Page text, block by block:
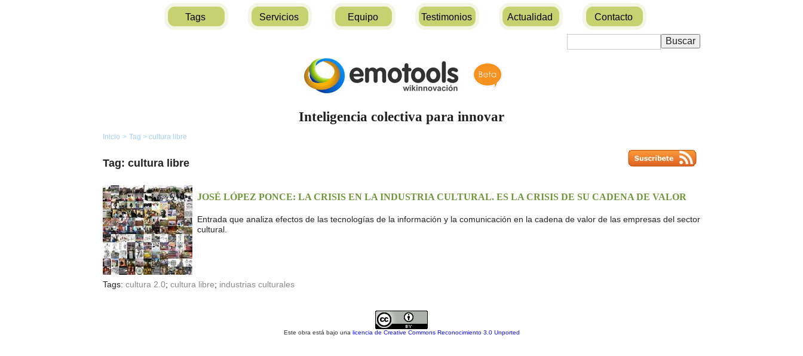
Tags Servicios Equipo Testimonios Actualidad Contacto
Inteligencia colectiva para innovar
Inicio > Tag > cultura libre
Tag: cultura libre
JOSÉ LÓPEZ PONCE: LA CRISIS EN LA INDUSTRIA CULTURAL. ES LA CRISIS DE SU CADENA DE VALOR
Entrada que analiza efectos de las tecnologías de la información y la comunicación en la cadena de valor de las empresas del sector
cultural.
Tags: cultura 2.0; cultura libre; industrias culturales
Este obra está bajo una licencia de Creative Commons Reconocimiento 3.0 Unported